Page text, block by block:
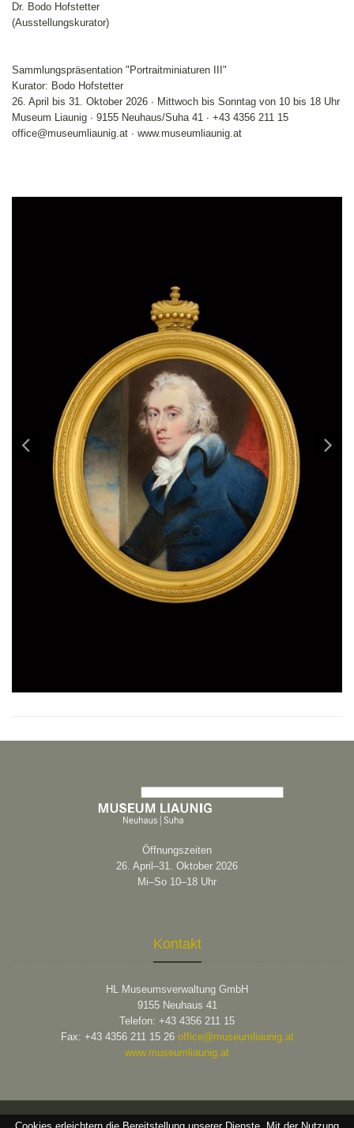
Dr. Bodo Hofstetter
(Ausstellungskurator)
Sammlungspräsentation "Portraitminiaturen III"
Kurator: Bodo Hofstetter
26. April bis 31. Oktober 2026 ∙ Mittwoch bis Sonntag von 10 bis 18 Uhr
Museum Liaunig ∙ 9155 Neuhaus/Suha 41 ∙ +43 4356 211 15
office@museumliaunig.at ∙ www.museumliaunig.at
Öffnungszeiten
26. April–31. Oktober 2026
Mi–So 10–18 Uhr
Kontakt
HL Museumsverwaltung GmbH
9155 Neuhaus 41
Telefon: +43 4356 211 15
Fax: +43 4356 211 15 26 office@museumliaunig.at
www.museumliaunig.at